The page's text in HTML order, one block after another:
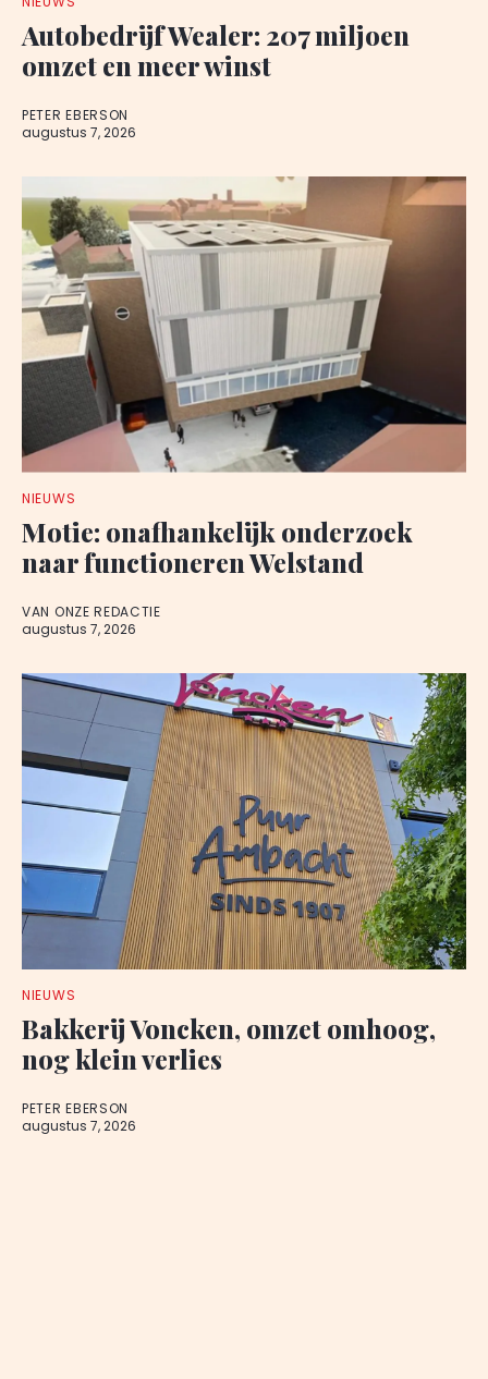
Autobedrijf Wealer: 207 miljoen
omzet en meer winst
PETER EBERSON
augustus 7, 2026
NIEUWS
Motie: onafhankelijk onderzoek
naar functioneren Welstand
VAN ONZE REDACTIE
augustus 7, 2026
NIEUWS
Bakkerij Voncken, omzet omhoog,
nog klein verlies
PETER EBERSON
augustus 7, 2026